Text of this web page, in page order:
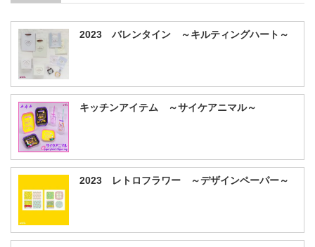
2023 バレンタイン ～キルティングハート～
キッチンアイテム ～サイケアニマル～
2023 レトロフラワー ～デザインペーパー～